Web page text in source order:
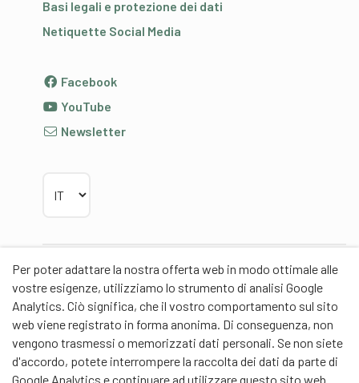
Per poter adattare la nostra offerta web in modo ottimale alle
vostre esigenze, utilizziamo lo strumento di analisi Google
Analytics. Ciò significa, che il vostro comportamento sul sito
web viene registrato in forma anonima. Di conseguenza, non
vengono trasmessi o memorizzati dati personali. Se non siete
d'accordo, potete interrompere la raccolta dei dati da parte di
Google Analytics e continuare ad utilizzare questo sito web
Basi legali e protezione dei dati
Netiquette Social Media
Facebook
YouTube
Newsletter
Partner
Partner di contenuti